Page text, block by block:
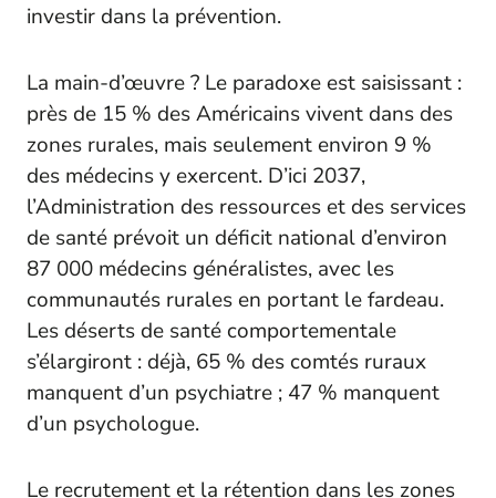
investir dans la prévention.
La main-d’œuvre ? Le paradoxe est saisissant :
près de 15 % des Américains vivent dans des
zones rurales, mais seulement environ 9 %
des médecins y exercent. D’ici 2037,
l’Administration des ressources et des services
de santé prévoit un déficit national d’environ
87 000 médecins généralistes, avec les
communautés rurales en portant le fardeau.
Les déserts de santé comportementale
s’élargiront : déjà, 65 % des comtés ruraux
manquent d’un psychiatre ; 47 % manquent
d’un psychologue.
Le recrutement et la rétention dans les zones